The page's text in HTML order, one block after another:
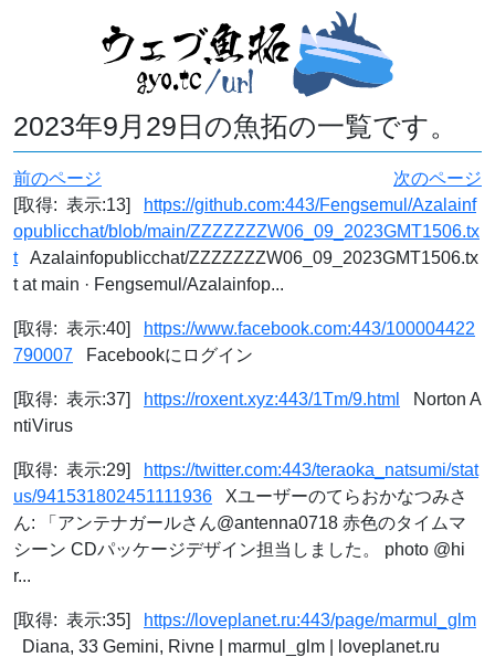
2023年9月29日の魚拓の一覧です。
前のページ
次のページ
[取得: 表示:13]
https://github.com:443/Fengsemul/Azalainf
opublicchat/blob/main/ZZZZZZZW06_09_2023GMT1506.tx
tAzalainfopublicchat/ZZZZZZZW06_09_2023GMT1506.tx
t at main · Fengsemul/Azalainfop...
[取得: 表示:40]
https://www.facebook.com:443/100004422
790007 Facebookにログイン
[取得: 表示:37] https://roxent.xyz:443/1Tm/9.html
Norton A
ntiVirus
[取得: 表示:29]
https://twitter.com:443/teraoka_natsumi/stat
us/941531802451111936 Xユーザーのてらおかなつみさ
ん: 「アンテナガールさん@antenna0718 赤色のタイムマ
シーン CDパッケージデザイン担当しました。 photo @hi
r...
[取得: 表示:35]
https://loveplanet.ru:443/page/marmul_glm
Diana, 33 Gemini, Rivne | marmul_glm | loveplanet.ru